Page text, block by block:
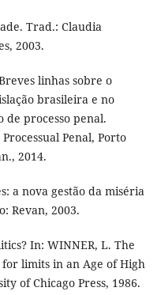
Trad.: Claudia
2003.
linhas sobre o
brasileira e no
processo penal.
Penal, Porto
2014.
a nova gestão da miséria
Revan, 2003.
In: WINNER, L. The
limits in an Age of High
of Chicago Press, 1986.